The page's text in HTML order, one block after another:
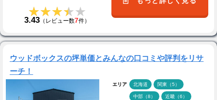
★★★★★
★★★★★
3.43 （レビュー数7件）
ウッドボックスの坪単価とみんなの口コミや評判をリサ
ーチ！
エリア 北海道 関東（5）
中部（8） 近畿（6）